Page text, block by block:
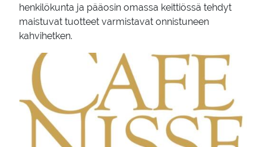
henkilökunta ja pääosin omassa keittiössä tehdyt
maistuvat tuotteet varmistavat onnistuneen
kahvihetken.